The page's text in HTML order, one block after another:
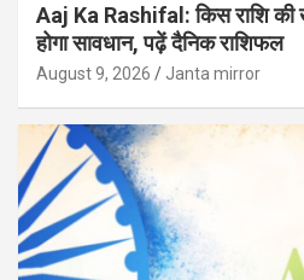
Aaj Ka Rashifal: किस राशि की
होगा सावधान, पढ़ें दैनिक राशिफल
August 9, 2026 Janta mirror